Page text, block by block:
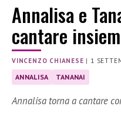
Annalisa e
cantare
VINCENZO CHIANESE | 1
ANNALISA TANANAI
Annalisa torna a cantare